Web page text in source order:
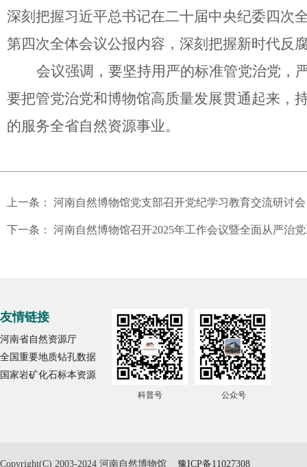
深刻把握习近平总书记在二十届中央纪委四次
第四次全体会议公报内容，深刻把握新时代反
会议强调，要坚持用严的标准管党治党，
要把管党治党和博物馆高质量发展贯通起来，
的服务全省自然资源事业。
上一条： 河南自然博物馆党支部召开党纪学习教育交流研讨会
下一条： 河南自然博物馆召开2025年工作会议暨全面从严治
友情链接
河南省自然资源厅
全国重要地质钻孔数据
国家岩矿化石标本资源
科普号 公众号
Copyright(C) 2003-2024 河南自然博物馆 豫ICP备11027308